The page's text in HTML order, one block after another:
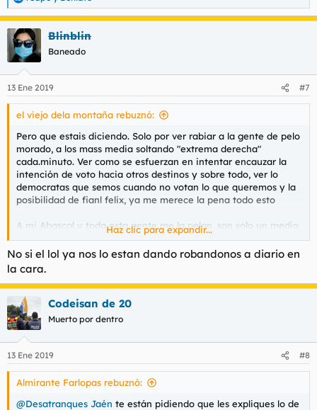
e
a
c
c
i
e
s
Blinblin
Baneado
13 Ene 2019 #7
el viejo dela montaña rebuznó:
Pero que estais diciendo. Solo por ver rabiar a la gente de pelo
morado, a los mass media soltando "extrema derecha"
cada.minuto. Ver como se esfuerzan en intentar encauzar la
intención de voto hacia otros destinos y sobre todo, ver lo
democratas que semos cuando no votan lo que queremos y la
posibilidad de fianl felix, ya me merece la pena todo esto
A mi Abascal y toda esta gente me la pelan, son solo un medio
para el resurgir de Dios Lorl
Haz clic para expandir...
No si el lol ya nos lo estan dando robandonos a diario en
la cara.
Codeisan de 20
Muerto por dentro
13 Ene 2019 #8
Almirante Farlopas rebuznó:
@Desatranques Jaén te están pidiendo que les expliques lo de